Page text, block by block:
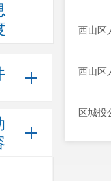
西山区
西山区
区城投